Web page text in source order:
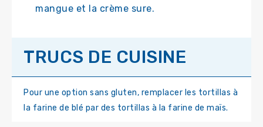
mangue et la crème sure.
TRUCS DE CUISINE
Pour une option sans gluten, remplacer les tortillas à
la farine de blé par des tortillas à la farine de maïs.